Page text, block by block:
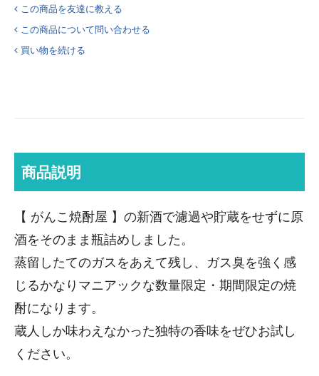
この商品を友達に教える
この商品について問い合わせる
買い物を続ける
商品説明
【 がんこ焼酎屋 】の新酒で濾過や貯蔵をせずに原
酒をそのまま瓶詰めしました。
蒸留したてのガスをあえて残し、ガス臭を強く感
じるかなりマニアックな数量限定・期間限定の焼
酎になります。
蔵人しか味わえなかった独特の香味をぜひお試し
ください。